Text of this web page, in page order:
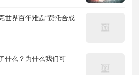
世界百年难题“费托合成
什么？为什么我们可